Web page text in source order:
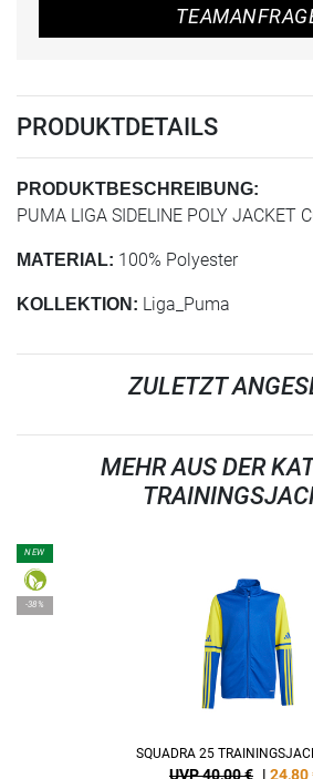
PRODUKTDETAILS
PRODUKTBESCHREIBUNG:
PUMA LIGA SIDELINE POLY JACKET
MATERIAL: 100% Polyester
KOLLEKTION: Liga_Puma
ZULETZT
MEHR AUS DER
NEW
-38%
SQUADRA 25
UVP 40,00 € | 24,80